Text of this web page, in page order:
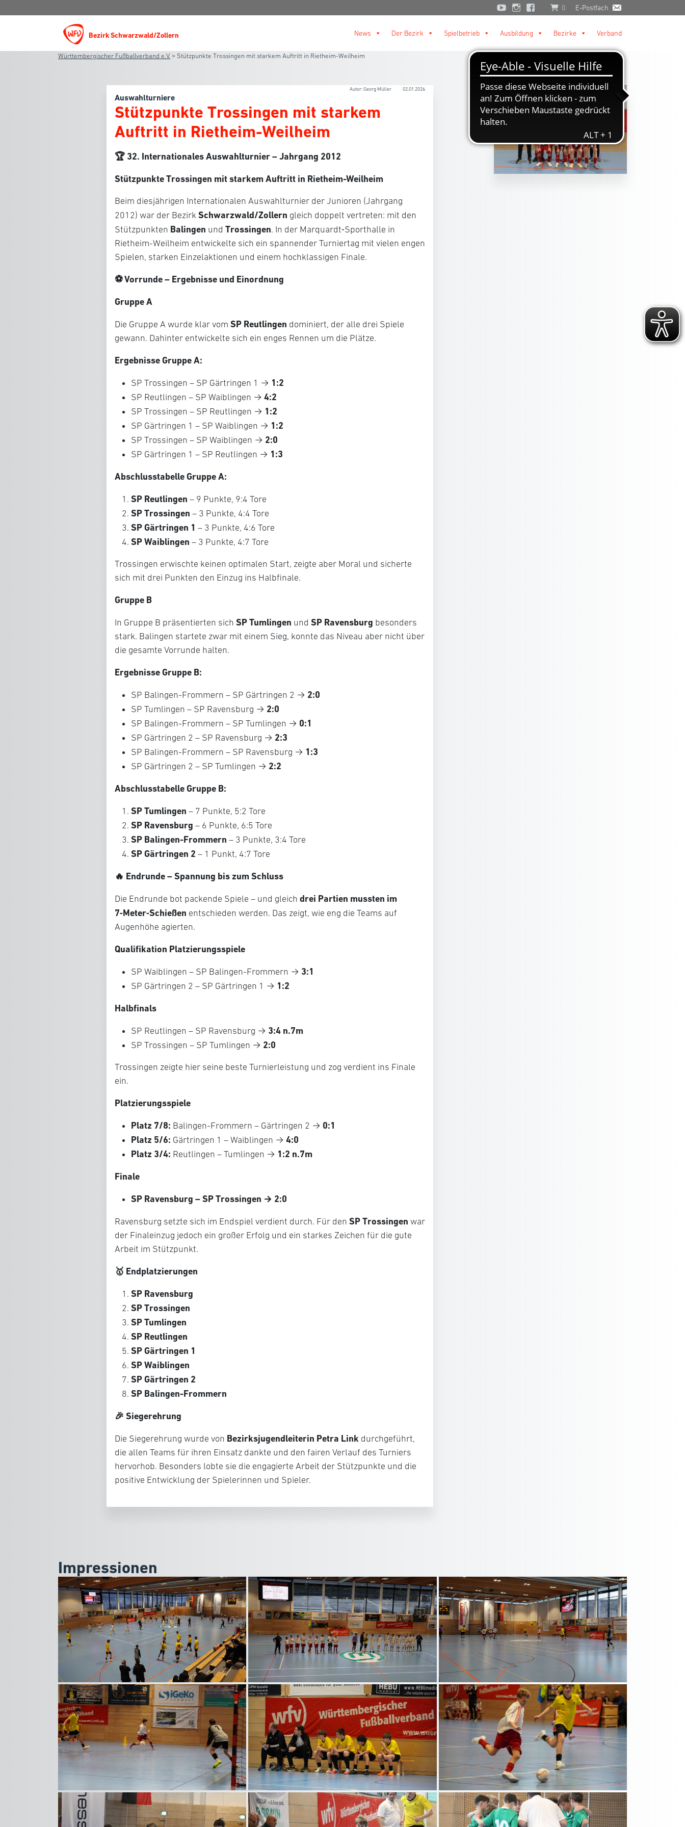
0 E-Postfach
Bezirk Schwarzwald/Zollern News Der Bezirk Spielbetrieb Ausbildung Bezirke Verband
Württembergischer Fußballverband e.V. > Stützpunkte Trossingen mit starkem Auftritt in Rietheim-Weilheim
Autor: Georg Müller 02.01.2026
Auswahlturniere
Stützpunkte Trossingen mit starkem
Auftritt in Rietheim-Weilheim
🏆 32. Internationales Auswahlturnier – Jahrgang 2012
Stützpunkte Trossingen mit starkem Auftritt in Rietheim-Weilheim
Beim diesjährigen Internationalen Auswahlturnier der Junioren (Jahrgang
2012) war der Bezirk Schwarzwald/Zollern gleich doppelt vertreten: mit den
Stützpunkten Balingen und Trossingen. In der Marquardt‑Sporthalle in
Rietheim-Weilheim entwickelte sich ein spannender Turniertag mit vielen engen
Spielen, starken Einzelaktionen und einem hochklassigen Finale.
⚽ Vorrunde – Ergebnisse und Einordnung
Gruppe A
Die Gruppe A wurde klar vom SP Reutlingen dominiert, der alle drei Spiele
gewann. Dahinter entwickelte sich ein enges Rennen um die Plätze.
Ergebnisse Gruppe A:
SP Trossingen – SP Gärtringen 1 → 1:2
SP Reutlingen – SP Waiblingen → 4:2
SP Trossingen – SP Reutlingen → 1:2
SP Gärtringen 1 – SP Waiblingen → 1:2
SP Trossingen – SP Waiblingen → 2:0
SP Gärtringen 1 – SP Reutlingen → 1:3
Abschlusstabelle Gruppe A:
SP Reutlingen – 9 Punkte, 9:4 Tore
SP Trossingen – 3 Punkte, 4:4 Tore
SP Gärtringen 1 – 3 Punkte, 4:6 Tore
SP Waiblingen – 3 Punkte, 4:7 Tore
Trossingen erwischte keinen optimalen Start, zeigte aber Moral und sicherte
sich mit drei Punkten den Einzug ins Halbfinale.
Gruppe B
In Gruppe B präsentierten sich SP Tumlingen und SP Ravensburg besonders
stark. Balingen startete zwar mit einem Sieg, konnte das Niveau aber nicht über
die gesamte Vorrunde halten.
Ergebnisse Gruppe B:
SP Balingen-Frommern – SP Gärtringen 2 → 2:0
SP Tumlingen – SP Ravensburg → 2:0
SP Balingen-Frommern – SP Tumlingen → 0:1
SP Gärtringen 2 – SP Ravensburg → 2:3
SP Balingen-Frommern – SP Ravensburg → 1:3
SP Gärtringen 2 – SP Tumlingen → 2:2
Abschlusstabelle Gruppe B:
SP Tumlingen – 7 Punkte, 5:2 Tore
SP Ravensburg – 6 Punkte, 6:5 Tore
SP Balingen-Frommern – 3 Punkte, 3:4 Tore
SP Gärtringen 2 – 1 Punkt, 4:7 Tore
🔥 Endrunde – Spannung bis zum Schluss
Die Endrunde bot packende Spiele – und gleich drei Partien mussten im
7‑Meter‑Schießen entschieden werden. Das zeigt, wie eng die Teams auf
Augenhöhe agierten.
Qualifikation Platzierungsspiele
SP Waiblingen – SP Balingen-Frommern → 3:1
SP Gärtringen 2 – SP Gärtringen 1 → 1:2
Halbfinals
SP Reutlingen – SP Ravensburg → 3:4 n.7m
SP Trossingen – SP Tumlingen → 2:0
Trossingen zeigte hier seine beste Turnierleistung und zog verdient ins Finale
ein.
Platzierungsspiele
Platz 7/8: Balingen-Frommern – Gärtringen 2 → 0:1
Platz 5/6: Gärtringen 1 – Waiblingen → 4:0
Platz 3/4: Reutlingen – Tumlingen → 1:2 n.7m
Finale
SP Ravensburg – SP Trossingen → 2:0
Ravensburg setzte sich im Endspiel verdient durch. Für den SP Trossingen war
der Finaleinzug jedoch ein großer Erfolg und ein starkes Zeichen für die gute
Arbeit im Stützpunkt.
🥇 Endplatzierungen
SP Ravensburg
SP Trossingen
SP Tumlingen
SP Reutlingen
SP Gärtringen 1
SP Waiblingen
SP Gärtringen 2
SP Balingen-Frommern
🎉 Siegerehrung
Die Siegerehrung wurde von Bezirksjugendleiterin Petra Link durchgeführt,
die allen Teams für ihren Einsatz dankte und den fairen Verlauf des Turniers
hervorhob. Besonders lobte sie die engagierte Arbeit der Stützpunkte und die
positive Entwicklung der Spielerinnen und Spieler.
Impressionen